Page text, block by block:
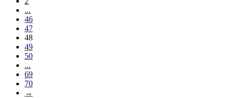
...
46
47
48
49
50
...
69
70
→